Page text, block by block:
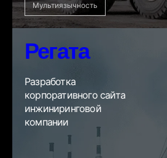
Мультиязычность
Регата
Разработка
корпоративного сайта
инжиниринговой
компании